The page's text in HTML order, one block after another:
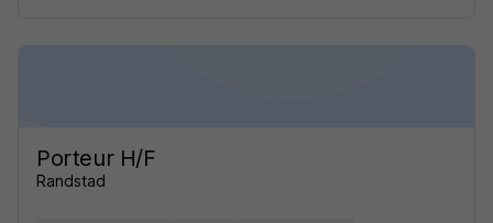
Porteur H/F
Randstad